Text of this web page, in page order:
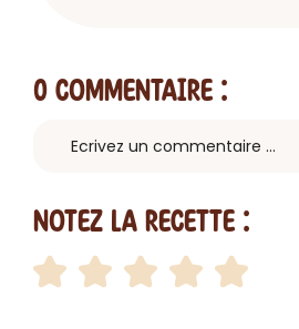
0 Commentaire :
Notez la recette :